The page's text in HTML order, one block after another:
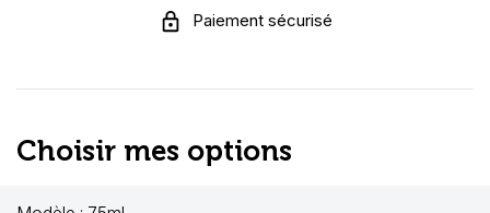
Paiement sécurisé
Choisir mes options